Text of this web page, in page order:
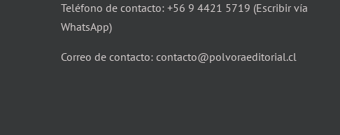
Teléfono de contacto: +56 9 4421 5719 (Escribir vía
WhatsApp)
Correo de contacto: contacto@polvoraeditorial.cl